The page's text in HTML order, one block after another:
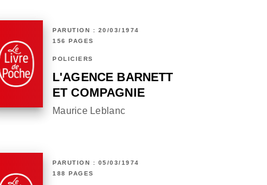
PARUTION : 20/03/1974
156 PAGES
POLICIERS
L'AGENCE BARNETT
ET COMPAGNIE
Maurice Leblanc
PARUTION : 05/03/1974
188 PAGES